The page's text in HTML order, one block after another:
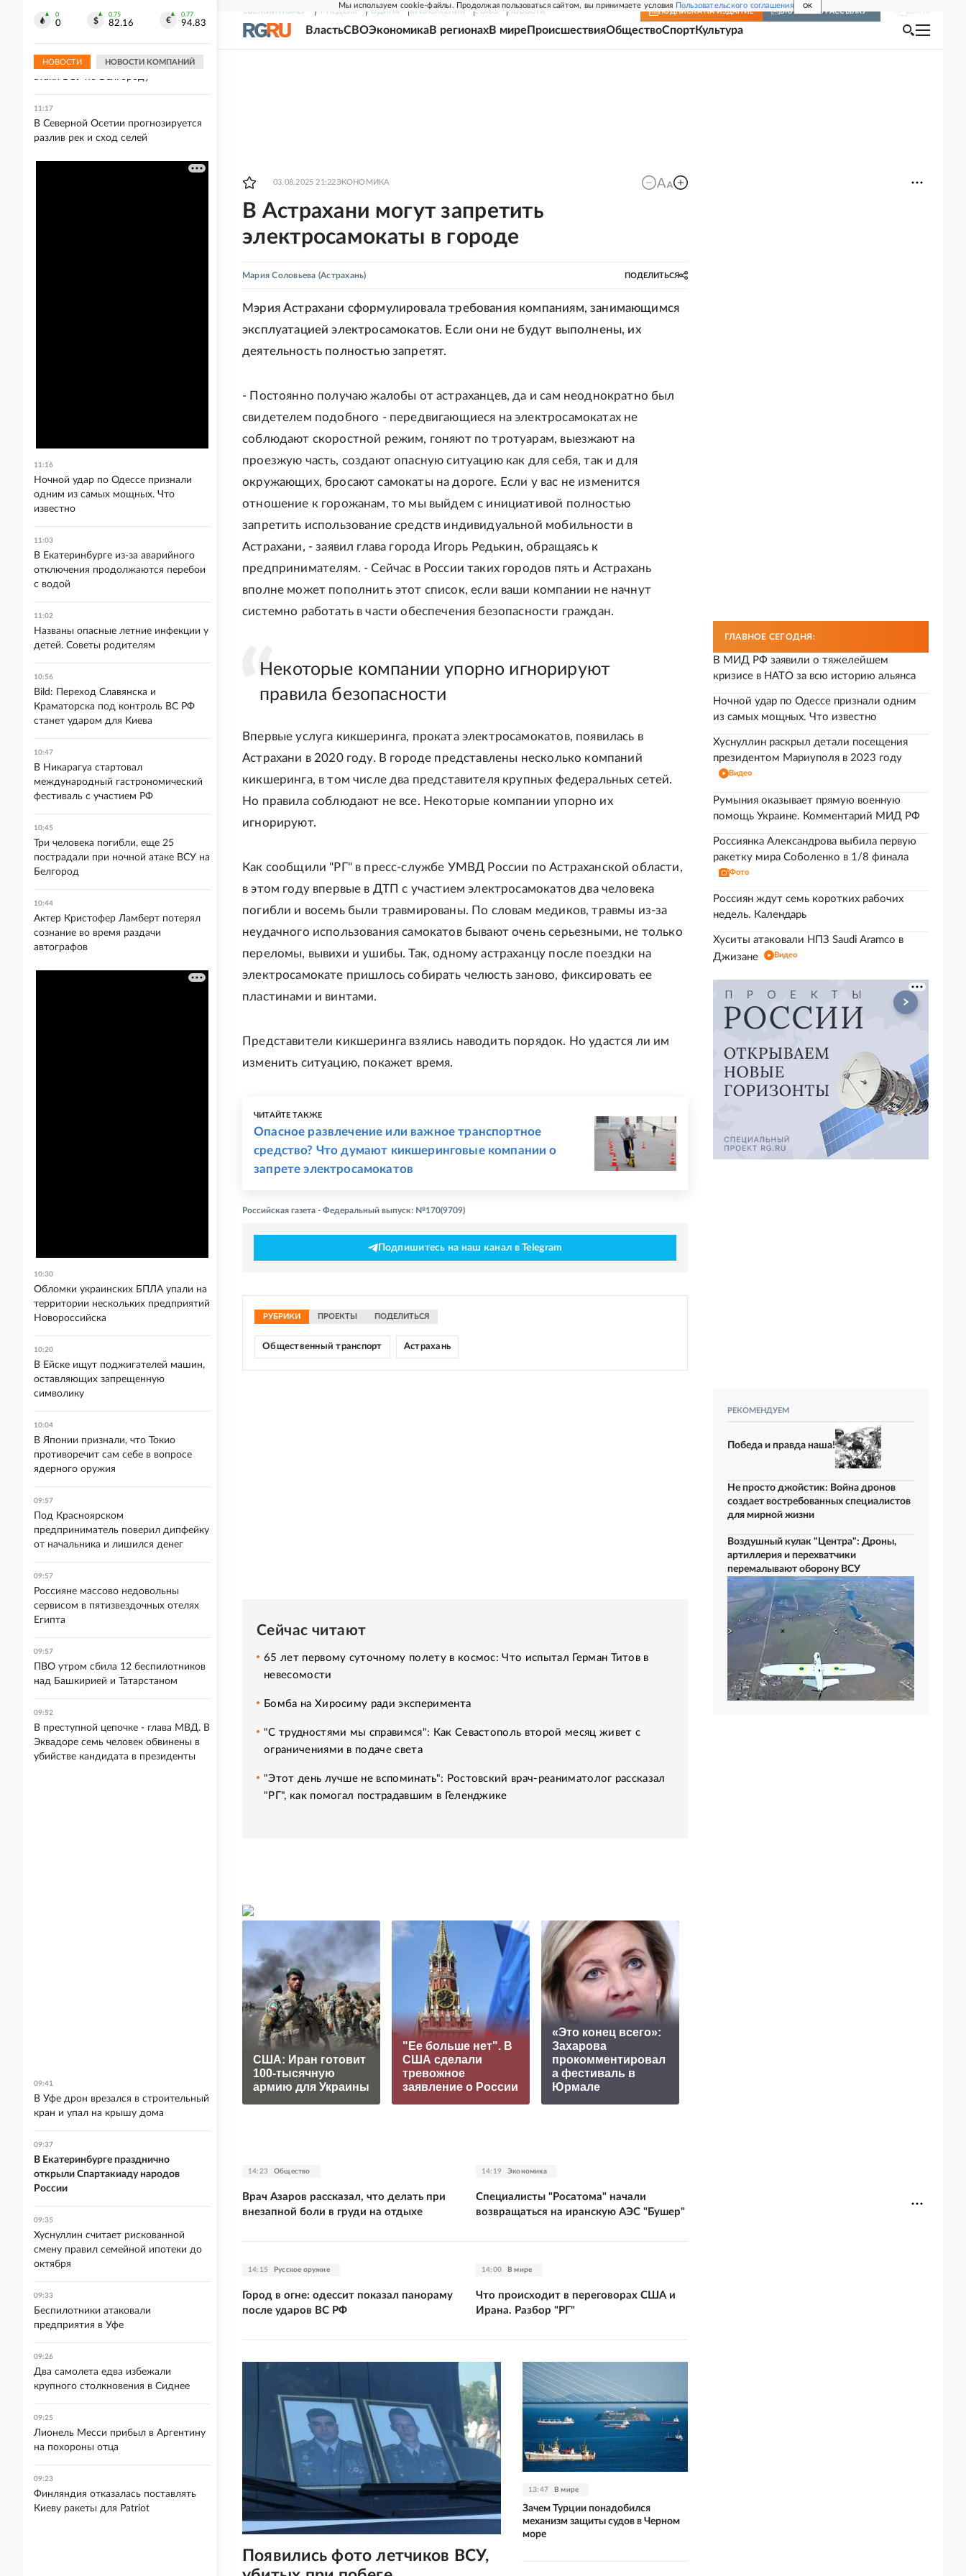
Мы используем cookie-файлы. Продолжая пользоваться сайтом, вы принимаете условия Пользовательского соглашения OK
СВЕЖИЙ НОМЕР РГ-НЕДЕЛЯ РОДИНА ПРИЛОЖЕНИЯ СОЮЗ НОВОСТИ ПОДПИСКА НА ИЗДАНИЕ ВКЛЮЧИТЬ РАССЫЛКУ
ВластьСВОЭкономикаВ регионахВ мире ПроисшествияОбществоСпортКультура
03.08.2025 21:22ЭКОНОМИКА
В Астрахани могут запретить
электросамокаты в городе
Мария Соловьева (Астрахань) ПОДЕЛИТЬСЯ
Мэрия Астрахани сформулировала требования компаниям, занимающимся
эксплуатацией электросамокатов. Если они не будут выполнены, их
деятельность полностью запретят.
- Постоянно получаю жалобы от астраханцев, да и сам неоднократно был
свидетелем подобного - передвигающиеся на электросамокатах не
соблюдают скоростной режим, гоняют по тротуарам, выезжают на
проезжую часть, создают опасную ситуацию как для себя, так и для
окружающих, бросают самокаты на дороге. Если у вас не изменится
отношение к горожанам, то мы выйдем с инициативой полностью
запретить использование средств индивидуальной мобильности в
Астрахани, - заявил глава города Игорь Редькин, обращаясь к
предпринимателям. - Сейчас в России таких городов пять и Астрахань
вполне может пополнить этот список, если ваши компании не начнут
системно работать в части обеспечения безопасности граждан.
Некоторые компании упорно игнорируют
правила безопасности
Впервые услуга кикшеринга, проката электросамокатов, появилась в
Астрахани в 2020 году. В городе представлены несколько компаний
кикшеринга, в том числе два представителя крупных федеральных сетей.
Но правила соблюдают не все. Некоторые компании упорно их
игнорируют.
Как сообщили "РГ" в пресс-службе УМВД России по Астраханской области,
в этом году впервые в ДТП с участием электросамокатов два человека
погибли и восемь были травмированы. По словам медиков, травмы из-за
неудачного использования самокатов бывают очень серьезными, не только
переломы, вывихи и ушибы. Так, одному астраханцу после поездки на
электросамокате пришлось собирать челюсть заново, фиксировать ее
пластинами и винтами.
Представители кикшеринга взялись наводить порядок. Но удастся ли им
изменить ситуацию, покажет время.
ЧИТАЙТЕ ТАКЖЕ
Опасное развлечение или важное транспортное
средство? Что думают кикшеринговые компании о
запрете электросамокатов
Российская газета - Федеральный выпуск: №170(9709)
Подпишитесь на наш канал в Telegram
РУБРИКИ ПРОЕКТЫ ПОДЕЛИТЬСЯ
Общественный транспорт Астрахань
Сейчас читают
65 лет первому суточному полету в космос: Что испытал Герман Титов в
невесомости
Бомба на Хиросиму ради эксперимента
"С трудностями мы справимся": Как Севастополь второй месяц живет с
ограничениями в подаче света
"Этот день лучше не вспоминать": Ростовский врач-реаниматолог рассказал
"РГ", как помогал пострадавшим в Геленджике
США: Иран готовит
100-тысячную
армию для Украины
"Ее больше нет". В
США сделали
тревожное
заявление о России
«Это конец всего»:
Захарова
прокомментировал
а фестиваль в
Юрмале
14:23 Общество
Врач Азаров рассказал, что делать при
внезапной боли в груди на отдыхе
14:19 Экономика
Специалисты "Росатома" начали
возвращаться на иранскую АЭС "Бушер"
14:15 Русское оружие
Город в огне: одессит показал панораму
после ударов ВС РФ
14:00 В мире
Что происходит в переговорах США и
Ирана. Разбор "РГ"
Появились фото летчиков ВСУ,
13:47 В мире
Зачем Турции понадобился
механизм защиты судов в Черном
море
ГЛАВНОЕ СЕГОДНЯ:
В МИД РФ заявили о тяжелейшем
кризисе в НАТО за всю историю альянса
Ночной удар по Одессе признали одним
из самых мощных. Что известно
Хуснуллин раскрыл детали посещения
президентом Мариуполя в 2023 году
Видео
Румыния оказывает прямую военную
помощь Украине. Комментарий МИД РФ
Россиянка Александрова выбила первую
ракетку мира Соболенко в 1/8 финала
Фото
Россиян ждут семь коротких рабочих
недель. Календарь
Хуситы атаковали НПЗ Saudi Aramco в
Джизане
Видео
РЕКОМЕНДУЕМ
Победа и правда наша!
Не просто джойстик: Война дронов
создает востребованных специалистов
для мирной жизни
Воздушный кулак "Центра": Дроны,
артиллерия и перехватчики
перемалывают оборону ВСУ
0
0
0.75
82.16
0.77
94.83
НОВОСТИ НОВОСТИ КОМПАНИЙ
повреждены в результате ночной
атаки ВСУ по Белгороду
11:17
В Северной Осетии прогнозируется
разлив рек и сход селей
11:16
Ночной удар по Одессе признали
одним из самых мощных. Что
известно
11:03
В Екатеринбурге из-за аварийного
отключения продолжаются перебои
с водой
11:02
Названы опасные летние инфекции у
детей. Советы родителям
10:56
Bild: Переход Славянска и
Краматорска под контроль ВС РФ
станет ударом для Киева
10:47
В Никарагуа стартовал
международный гастрономический
фестиваль с участием РФ
10:45
Три человека погибли, еще 25
пострадали при ночной атаке ВСУ на
Белгород
10:44
Актер Кристофер Ламберт потерял
сознание во время раздачи
автографов
10:30
Обломки украинских БПЛА упали на
территории нескольких предприятий
Новороссийска
10:20
В Ейске ищут поджигателей машин,
оставляющих запрещенную
символику
10:04
В Японии признали, что Токио
противоречит сам себе в вопросе
ядерного оружия
09:57
Под Красноярском
предприниматель поверил дипфейку
от начальника и лишился денег
09:57
Россияне массово недовольны
сервисом в пятизвездочных отелях
Египта
09:57
ПВО утром сбила 12 беспилотников
над Башкирией и Татарстаном
09:52
В преступной цепочке - глава МВД. В
Эквадоре семь человек обвинены в
убийстве кандидата в президенты
09:41
В Уфе дрон врезался в строительный
кран и упал на крышу дома
09:37
В Екатеринбурге празднично
открыли Спартакиаду народов
России
09:35
Хуснуллин считает рискованной
смену правил семейной ипотеки до
октября
09:33
Беспилотники атаковали
предприятия в Уфе
09:26
Два самолета едва избежали
крупного столкновения в Сиднее
09:25
Лионель Месси прибыл в Аргентину
на похороны отца
09:23
Финляндия отказалась поставлять
Киеву ракеты для Patriot